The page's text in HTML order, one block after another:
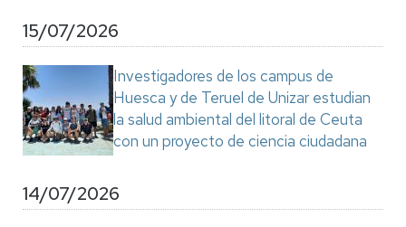
15/07/2026
Investigadores de los campus de
Huesca y de Teruel de Unizar estudian
la salud ambiental del litoral de Ceuta
con un proyecto de ciencia ciudadana
14/07/2026